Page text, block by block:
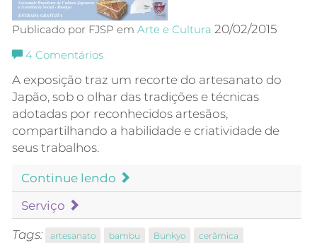
Publicado por FJSP em Arte e Cultura 20/02/2015
4 Comentários
A exposição traz um recorte do artesanato do
Japão, sob o olhar das tradições e técnicas
adotadas por reconhecidos artesãos,
compartilhando a habilidade e criatividade de
seus trabalhos.
Continue lendo
Serviço
Tags: artesanato bambu Bunkyo
cerâmica